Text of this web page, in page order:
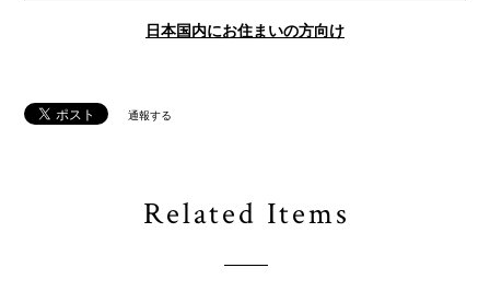
日本国内にお住まいの方向け
通報する
Related Items